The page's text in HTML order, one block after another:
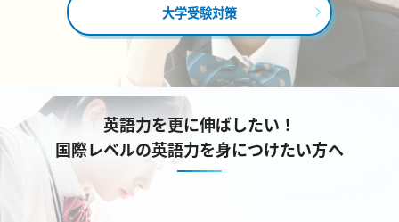
大学受験対策
英語力を更に伸ばしたい！
国際レベルの英語力を身につけたい方へ